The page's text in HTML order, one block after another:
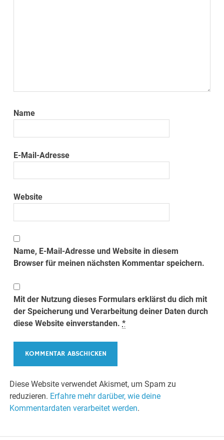
Name
E-Mail-Adresse
Website
Name, E-Mail-Adresse und Website in diesem
Browser für meinen nächsten Kommentar speichern.
Mit der Nutzung dieses Formulars erklärst du dich mit
der Speicherung und Verarbeitung deiner Daten durch
diese Website einverstanden.*
Diese Website verwendet Akismet, um Spam zu
reduzieren. Erfahre mehr darüber, wie deine
Kommentardaten verarbeitet werden.